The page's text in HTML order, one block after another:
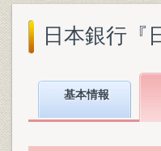
日本銀行『
基本情報